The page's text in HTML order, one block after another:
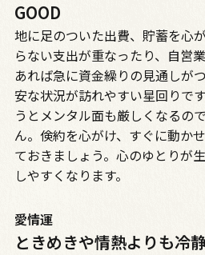
GOOD
地に足のついた出費、貯蓄を心
らない支出が重なったり、自営
あれば急に資金繰りの見通しが
安な状況が訪れやすい星回りで
うとメンタル面も厳しくなるの
ん。倹約を心がけ、すぐに動か
ておきましょう。心のゆとりが
しやすくなります。
愛情運
ときめきや情熱よりも冷